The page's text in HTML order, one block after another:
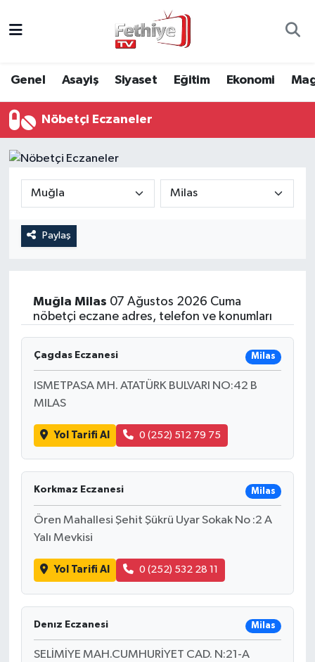
Genel Asayiş Siyaset Eğitim Ekonomi
Nöbetçi Eczaneler
Paylaş
Muğla Milas 07 Ağustos 2026 Cuma
nöbetçi eczane adres, telefon ve konumları
Çagdas Eczanesi Milas
ISMETPASA MH. ATATÜRK BULVARI NO:42 B
MILAS
Yol Tarifi Al 0 (252) 512 79 75
Korkmaz Eczanesi Milas
Ören Mahallesi Şehit Şükrü Uyar Sokak No :2 A
Yalı Mevkisi
Yol Tarifi Al 0 (252) 532 28 11
Denız Eczanesi Milas
SELİMİYE MAH.CUMHURİYET CAD. N:21-A
Asayiş
Eğitim
Ekonomi
Kültür
Spor
Turizm
Muğla Hava Durumu
Muğla Namaz Vakitleri
Muğla Trafik Yoğunluk Haritası
Süper Lig Puan Durumu ve Fikstür
Tüm Manşetler
Haber Arşivi